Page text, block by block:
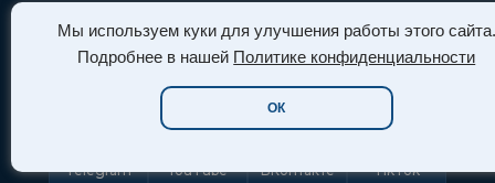
Мы используем куки для улучшения работы этого сайта.
Подробнее в нашей Политике конфиденциальности
ОК
Давайте дружить
Telegram YouTube ВКонтакте TikTok